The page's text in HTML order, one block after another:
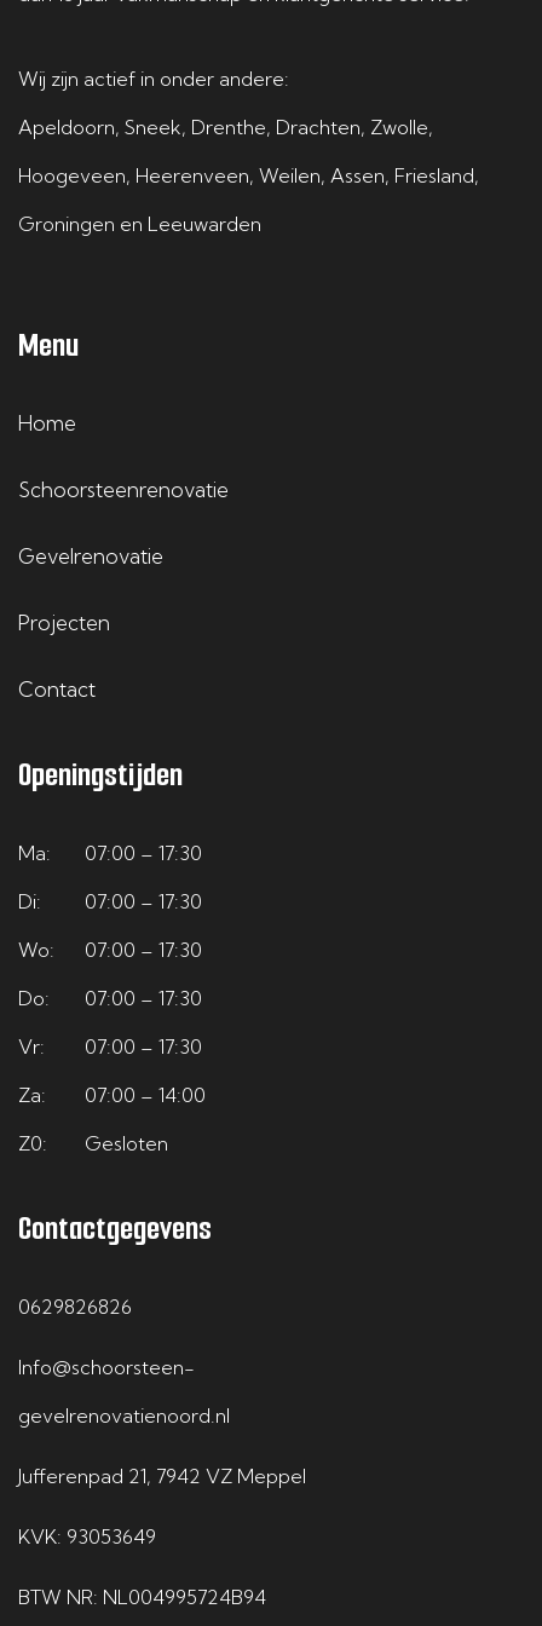
Wij zijn actief in onder andere:
Apeldoorn, Sneek, Drenthe, Drachten, Zwolle,
Hoogeveen, Heerenveen, Weilen, Assen, Friesland,
Groningen en Leeuwarden
Menu
Home
Schoorsteenrenovatie
Gevelrenovatie
Projecten
Contact
Openingstijden
Ma:
07:00 – 17:30
Di:
07:00 – 17:30
Wo:
07:00 – 17:30
Do:
07:00 – 17:30
Vr:
07:00 – 17:30
Za:
07:00 – 14:00
Z0:
Gesloten
Contactgegevens
0629826826
Info@schoorsteen-
gevelrenovatienoord.nl
Jufferenpad 21, 7942 VZ Meppel
KVK: 93053649
BTW NR: NL004995724B94